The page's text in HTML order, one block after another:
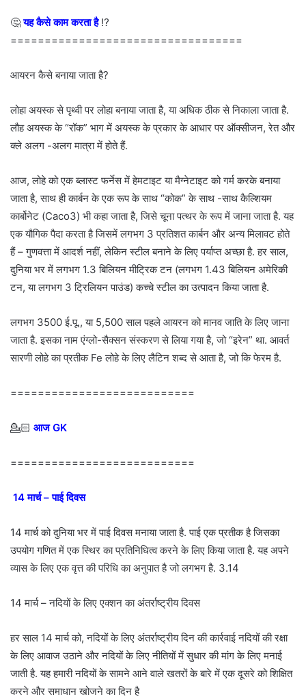
🤔यह कैसे काम करता है ⁉
==================================
आयरन कैसे बनाया जाता है?
लोहा अयस्क से पृथ्वी पर लोहा बनाया जाता है, या अधिक ठीक से निकाला जाता है.
लौह अयस्क के “रॉक” भाग में अयस्क के प्रकार के आधार पर ऑक्सीजन, रेत और
क्ले अलग -अलग मात्रा में होते हैं.
आज, लोहे को एक ब्लास्ट फर्नेस में हेमटाइट या मैग्नेटाइट को गर्म करके बनाया
जाता है, साथ ही कार्बन के एक रूप के साथ “कोक” के साथ -साथ कैल्शियम
कार्बोनेट (Caco3) भी कहा जाता है, जिसे चूना पत्थर के रूप में जाना जाता है. यह
एक यौगिक पैदा करता है जिसमें लगभग 3 प्रतिशत कार्बन और अन्य मिलावट होते
हैं – गुणवत्ता में आदर्श नहीं, लेकिन स्टील बनाने के लिए पर्याप्त अच्छा है. हर साल,
दुनिया भर में लगभग 1.3 बिलियन मीट्रिक टन (लगभग 1.43 बिलियन अमेरिकी
टन, या लगभग 3 ट्रिलियन पाउंड) कच्चे स्टील का उत्पादन किया जाता है.
लगभग 3500 ई.पू., या 5,500 साल पहले आयरन को मानव जाति के लिए जाना
जाता है. इसका नाम एंग्लो-सैक्सन संस्करण से लिया गया है, जो “इरेन” था. आवर्त
सारणी लोहे का प्रतीक Fe लोहे के लिए लैटिन शब्द से आता है, जो कि फेरम है.
===========================
💁🏻‍ आज GK
===========================
14 मार्च – पाई दिवस
14 मार्च को दुनिया भर में पाई दिवस मनाया जाता है. पाई एक प्रतीक है जिसका
उपयोग गणित में एक स्थिर का प्रतिनिधित्व करने के लिए किया जाता है. यह अपने
व्यास के लिए एक वृत्त की परिधि का अनुपात है जो लगभग है. 3.14
14 मार्च – नदियों के लिए एक्शन का अंतर्राष्ट्रीय दिवस
हर साल 14 मार्च को, नदियों के लिए अंतर्राष्ट्रीय दिन की कार्रवाई नदियों की रक्षा
के लिए आवाज उठाने और नदियों के लिए नीतियों में सुधार की मांग के लिए मनाई
जाती है. यह हमारी नदियों के सामने आने वाले खतरों के बारे में एक दूसरे को शिक्षित
करने और समाधान खोजने का दिन है